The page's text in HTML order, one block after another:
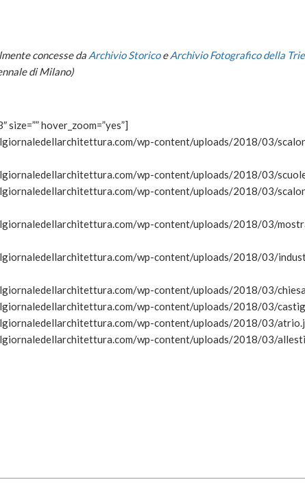
concesse da Archivio StoricoeArchivio Fotografico della
di Milano)
hover_zoom=”yes”]
wp-content/uploads/2018/03/
wp-content/uploads/2018/03/
wp-content/uploads/2018/03/
wp-content/uploads/2018/03/
wp-content/uploads/2018/03/
wp-content/uploads/2018/03/
wp-content/uploads/2018/03/
wp-content/uploads/2018/03/
wp-content/uploads/2018/03/